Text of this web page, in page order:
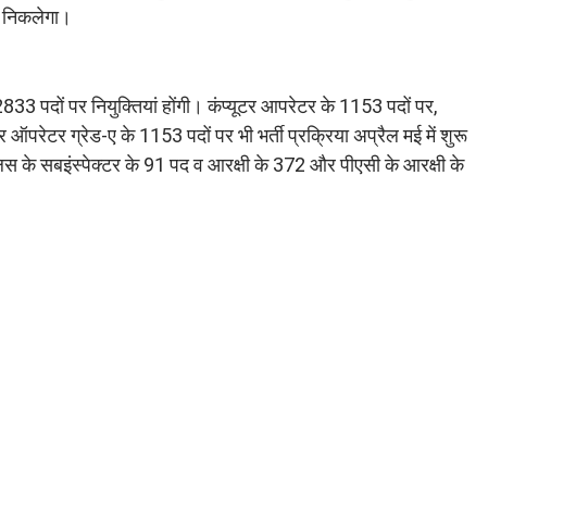
पदों पर नियुक्तियां होंगी। कंप्यूटर आपरेटर के 1153 पदों पर,
ग्रेड-ए के 1153 पदों पर भी भर्ती प्रक्रिया अप्रैल मई में शुरू
के सबइंस्पेक्टर के 91 पद व आरक्षी के 372 और पीएसी के आरक्षी के